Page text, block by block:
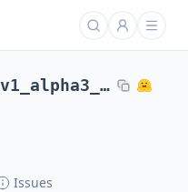
latent_v1_alpha3_10
Issues